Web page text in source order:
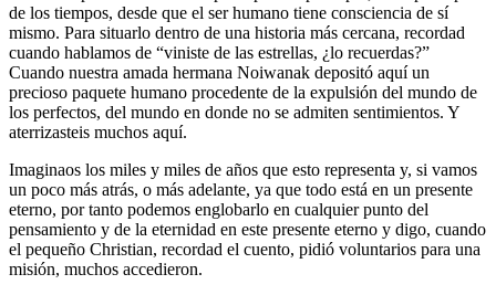
de los tiempos, desde que el ser humano tiene consciencia de sí
mismo. Para situarlo dentro de una historia más cercana, recordad
cuando hablamos de “viniste de las estrellas, ¿lo recuerdas?”
Cuando nuestra amada hermana Noiwanak depositó aquí un
precioso paquete humano procedente de la expulsión del mundo de
los perfectos, del mundo en donde no se admiten sentimientos. Y
aterrizasteis muchos aquí.
Imaginaos los miles y miles de años que esto representa y, si vamos
un poco más atrás, o más adelante, ya que todo está en un presente
eterno, por tanto podemos englobarlo en cualquier punto del
pensamiento y de la eternidad en este presente eterno y digo, cuando
el pequeño Christian, recordad el cuento, pidió voluntarios para una
misión, muchos accedieron.